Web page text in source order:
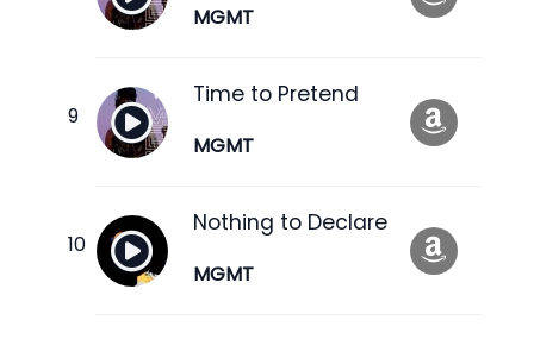
MGMT
Time to Pretend
MGMT
Nothing to Declare
MGMT